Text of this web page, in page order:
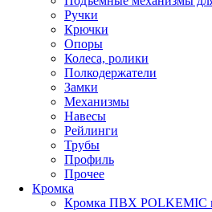
Ручки
Крючки
Опоры
Колеса, ролики
Полкодержатели
Замки
Механизмы
Навесы
Рейлинги
Трубы
Профиль
Прочее
Кромка
Кромка ПВХ POLKEMIC